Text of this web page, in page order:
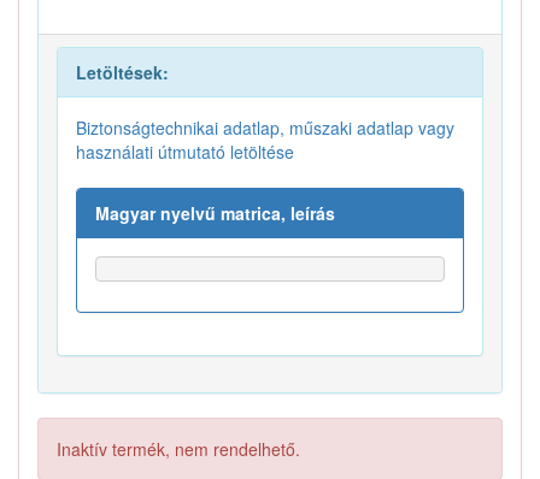
Letöltések:
Biztonságtechnikai adatlap, műszaki adatlap vagy
használati útmutató letöltése
Magyar nyelvű matrica, leírás
Inaktív termék, nem rendelhető.